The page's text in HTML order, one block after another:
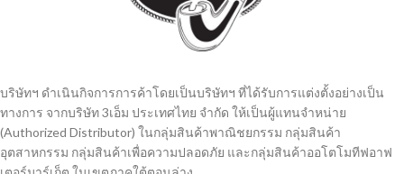
บริษัทฯ ดำเนินกิจการการค้าโดยเป็นบริษัทฯ ที่ได้รับการแต่งตั้งอย่างเป็น
ทางการ จากบริษัท 3เอ็ม ประเทศไทย จํากัด ให้เป็นผู้แทนจำหน่าย
(Authorized Distributor) ในกลุ่มสินค้าพาณิชยกรรม กลุ่มสินค้า
อุตสาหกรรม กลุ่มสินค้าเพื่อความปลอดภัย และกลุ่มสินค้าออโตโมทีฟอาฟ